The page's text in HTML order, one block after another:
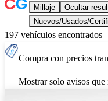
Millaje Ocultar
Nuevos/Usados/
197 vehículos encontrados
Compra con precios
Mostrar solo avisos